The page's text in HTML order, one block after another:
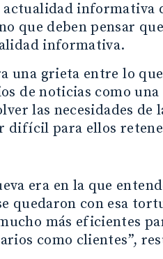
informativa
que deben pensar
informativa.
una grieta entre lo
de noticias como
las necesidades de
difícil para ellos
era en la que
quedaron con esa
más eficientes
como clientes”,